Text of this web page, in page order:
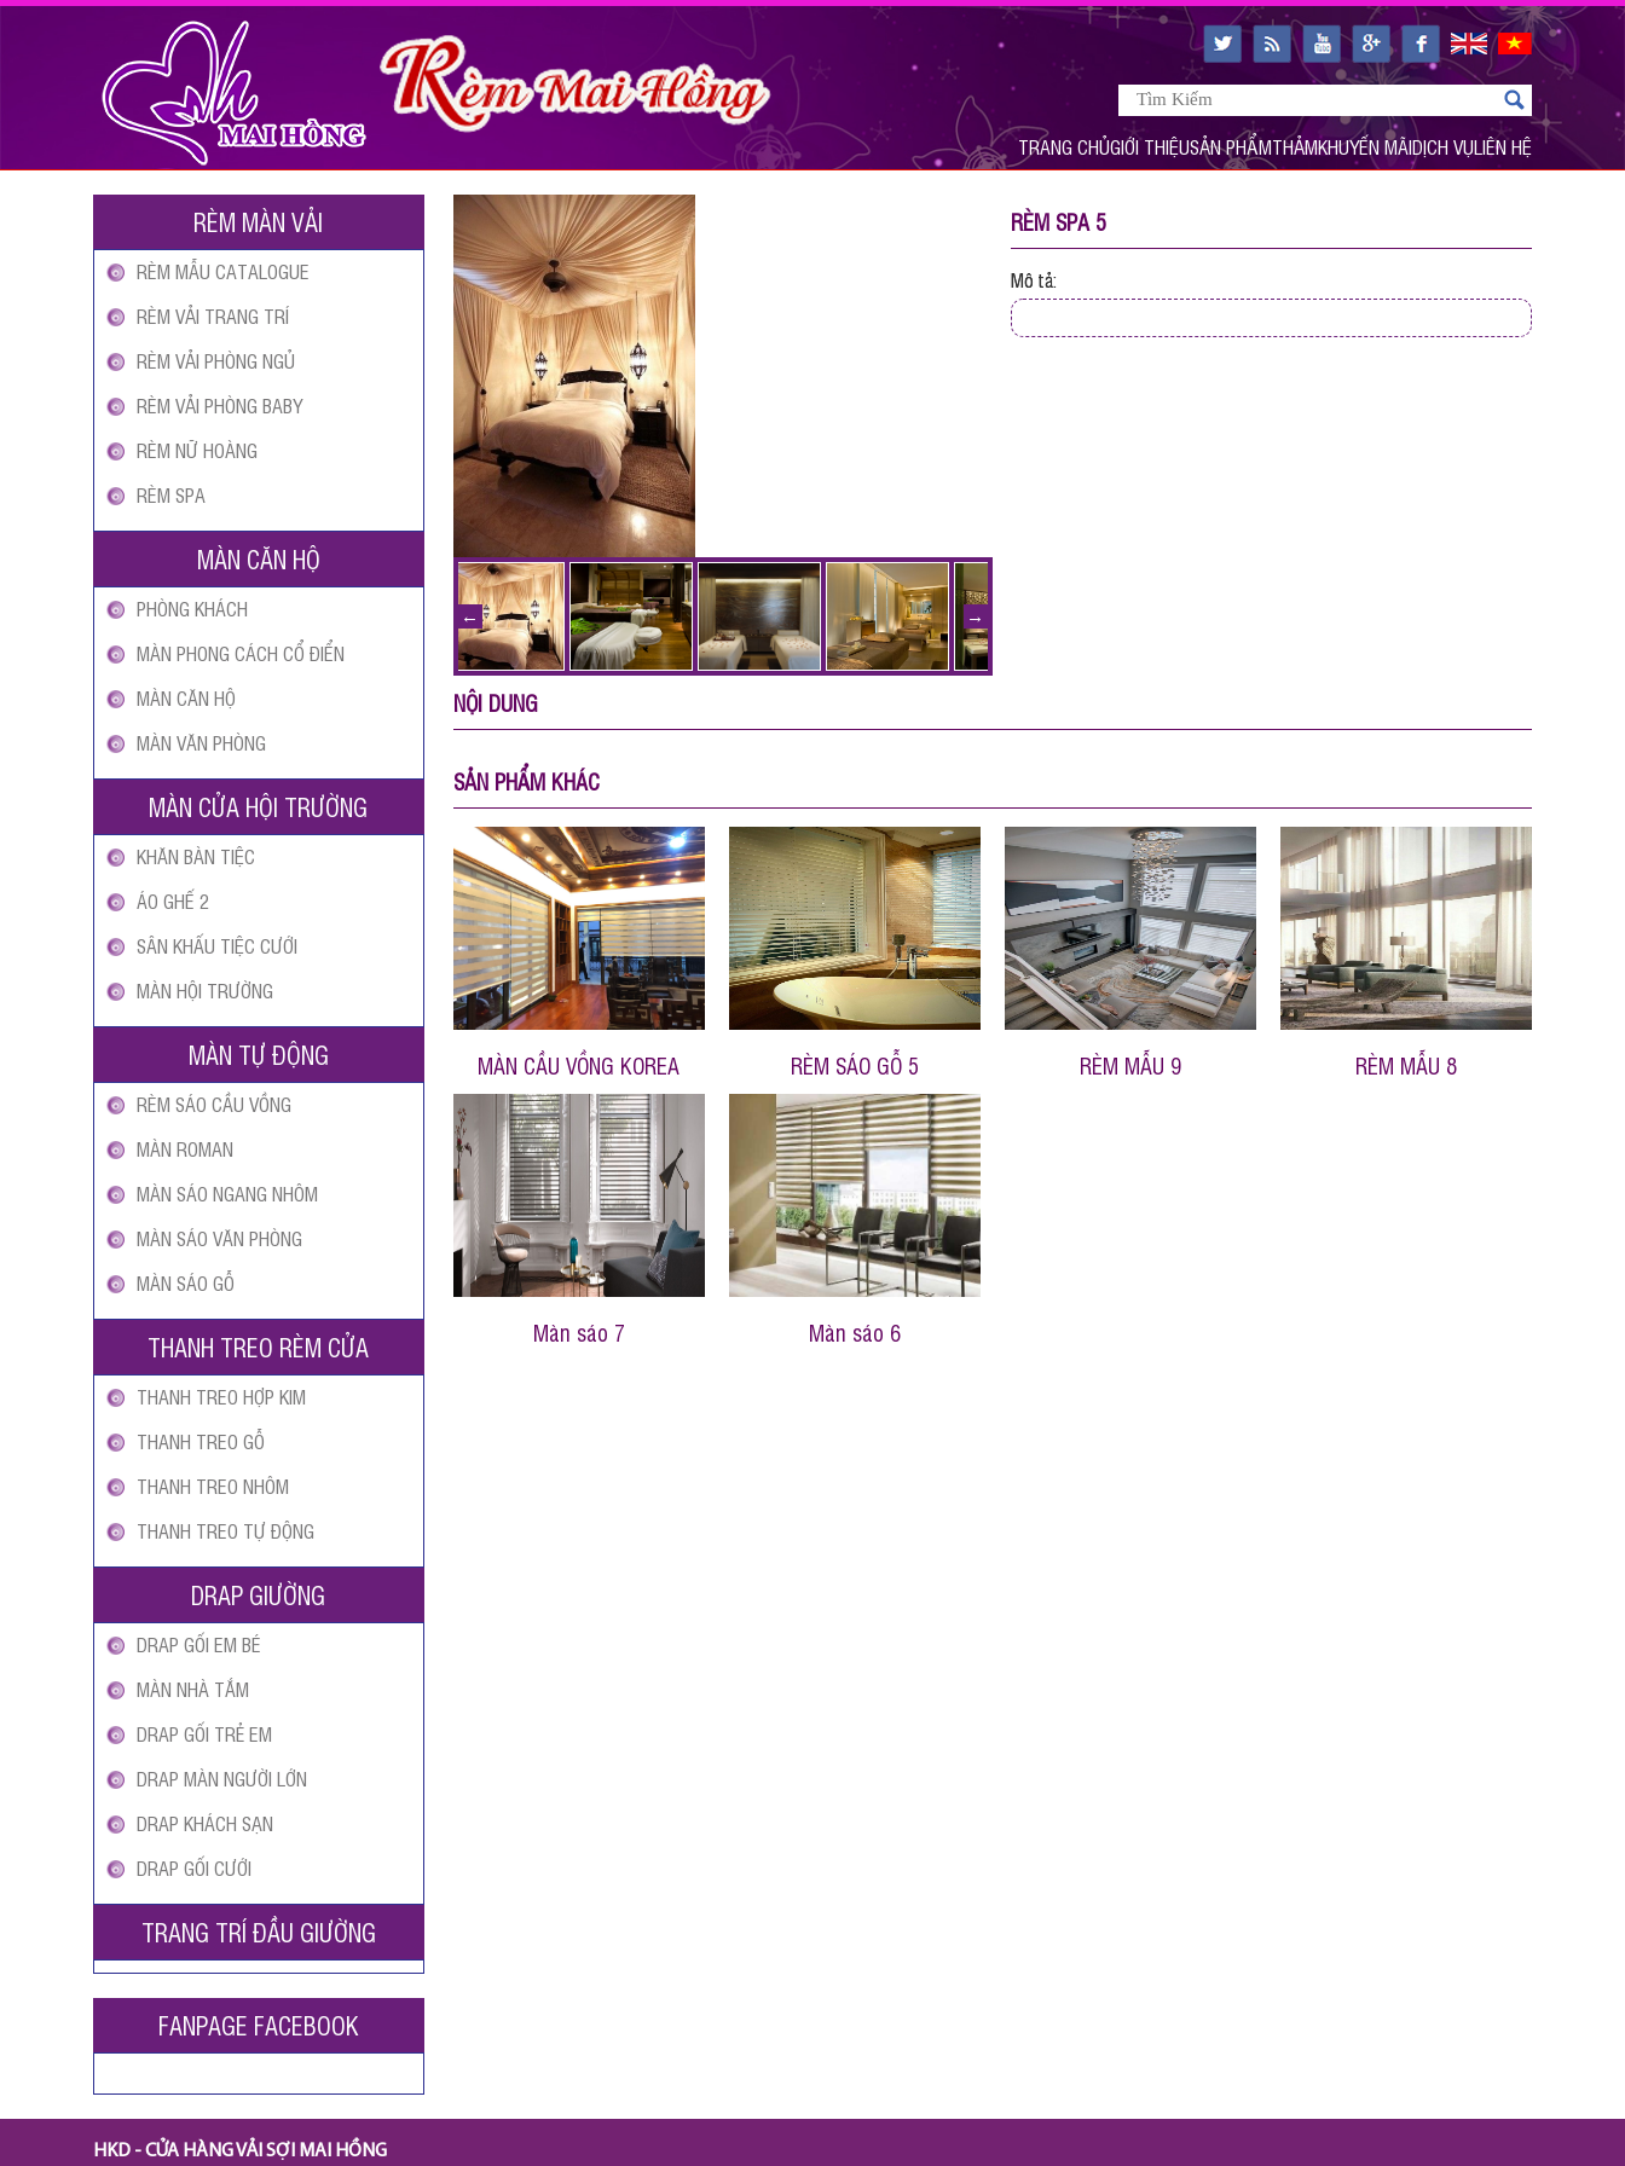
TRANG CHỦGIỚI THIỆUSẢN PHẨMTHẢMKHUYẾN MÃIDỊCH VỤLIÊN HỆ
RÈM MÀN VẢI
RÈM MẪU CATALOGUE
RÈM VẢI TRANG TRÍ
RÈM VẢI PHÒNG NGỦ
RÈM VẢI PHÒNG BABY
RÈM NỮ HOÀNG
RÈM SPA
MÀN CĂN HỘ
PHÒNG KHÁCH
MÀN PHONG CÁCH CỔ ĐIỂN
MÀN CĂN HỘ
MÀN VĂN PHÒNG
MÀN CỬA HỘI TRƯỜNG
KHĂN BÀN TIỆC
ÁO GHẾ 2
SÂN KHẤU TIỆC CƯỚI
MÀN HỘI TRƯỜNG
MÀN TỰ ĐỘNG
RÈM SÁO CẦU VỒNG
MÀN ROMAN
MÀN SÁO NGANG NHÔM
MÀN SÁO VĂN PHÒNG
MÀN SÁO GỖ
THANH TREO RÈM CỬA
THANH TREO HỢP KIM
THANH TREO GỖ
THANH TREO NHÔM
THANH TREO TỰ ĐỘNG
DRAP GIƯỜNG
DRAP GỐI EM BÉ
MÀN NHÀ TẮM
DRAP GỐI TRẺ EM
DRAP MÀN NGƯỜI LỚN
DRAP KHÁCH SẠN
DRAP GỐI CƯỚI
TRANG TRÍ ĐẦU GIƯỜNG
FANPAGE FACEBOOK
RÈM SPA 5
Mô tả:
NỘI DUNG
SẢN PHẨM KHÁC
MÀN CẦU VỒNG KOREA RÈM SÁO GỖ 5 RÈM MẪU 9 RÈM MẪU 8
Màn sáo 7 Màn sáo 6
HKD - CỬA HÀNG VẢI SỢI MAI HỒNG